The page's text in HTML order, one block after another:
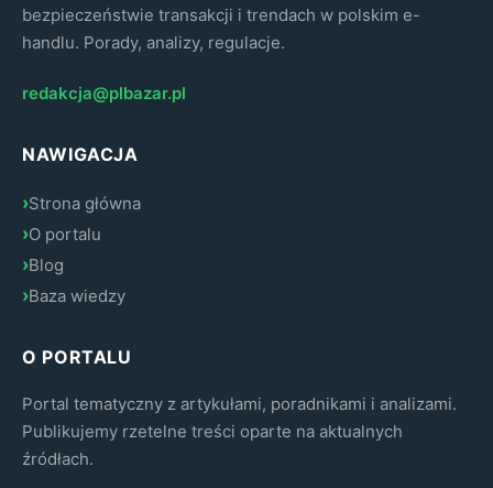
bezpieczeństwie transakcji i trendach w polskim e-
handlu. Porady, analizy, regulacje.
redakcja@plbazar.pl
NAWIGACJA
Strona główna
O portalu
Blog
Baza wiedzy
O PORTALU
Portal tematyczny z artykułami, poradnikami i analizami.
Publikujemy rzetelne treści oparte na aktualnych
źródłach.